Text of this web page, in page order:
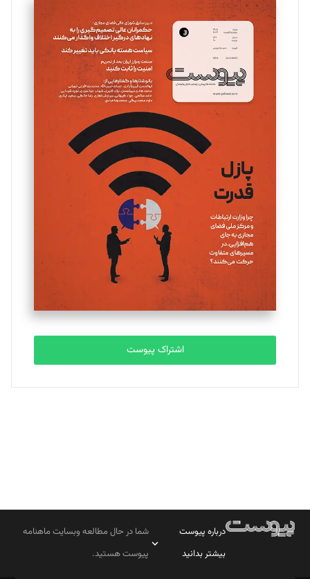
سروش کرمیان
تحریریه
مینا پاکدل
یسنا امان‌پور
تحریریه
ملینا جعفری
تحریریه
مصطفی مسجدی آرانی
تحریریه
بابک نقاش
تحریریه
اشتراک پیوست
درباره پیوست
بیشتر بدانید
شما در حال مطالعه وبسایت ماهنامه
پیوست هستید.